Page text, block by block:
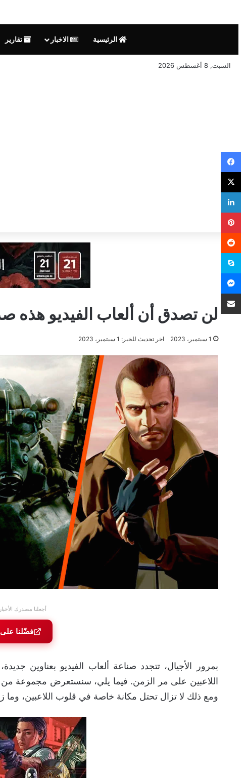
الرئيسية الاخبار تقارير
السبت, 8 أغسطس 2026
لن تصدق أن ألعاب الفيديو هذه صدرت
1 سبتمبر، 2023 اخر تحديث للخبر: 1 سبتمبر، 2023
أجعلنا مصدرك
فضّلنا
بمرور الأجيال، تتجدد صناعة ألعاب الفيديو بعناوين
ومع ذلك لا تزال تحتل مكانة خاصة في قلوب اللاعبين، وما
فيسبوك
‫X
لينكدإن
بينتيريست
سكايب
ماسنجر
مشاركة عبر البريد